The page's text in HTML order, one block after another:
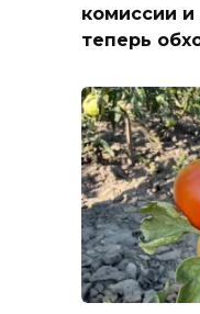
комиссии
теперь